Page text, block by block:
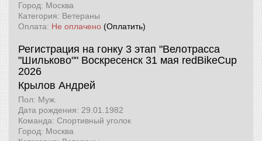
Город: Москва
Категория: Ветераны
Оплата: Не оплачено (Оплатить)
Регистрация на гонку 3 этап "Велотрасса
"Шильково"" Воскресенск 31 мая redBikeCup
2026
Крылов Андрей
Пол: Муж.
Дата рождения: 29.01.1982
Команда: Спортивный уголок
Город: Москва